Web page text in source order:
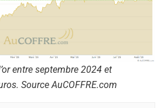
entre septembre 2024 et
Source AuCOFFRE.com